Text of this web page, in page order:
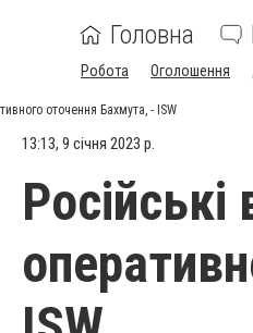
Головна
Робота Оголошення
оточення Бахмута, - ISW
13:13, 9 січня 2023 р.
Російські